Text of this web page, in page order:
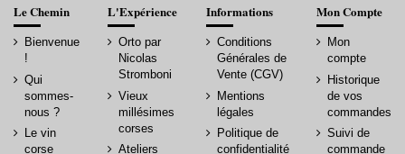
Le Chemin
Bienvenue
!
Qui
sommes-
nous ?
Le vin
corse
L'Expérience
Orto par
Nicolas
Stromboni
Vieux
millésimes
corses
Ateliers
Informations
Conditions
Générales de
Vente (CGV)
Mentions
légales
Politique de
confidentialité
Mon Compte
Mon
compte
Historique
de vos
commandes
Suivi de
commande